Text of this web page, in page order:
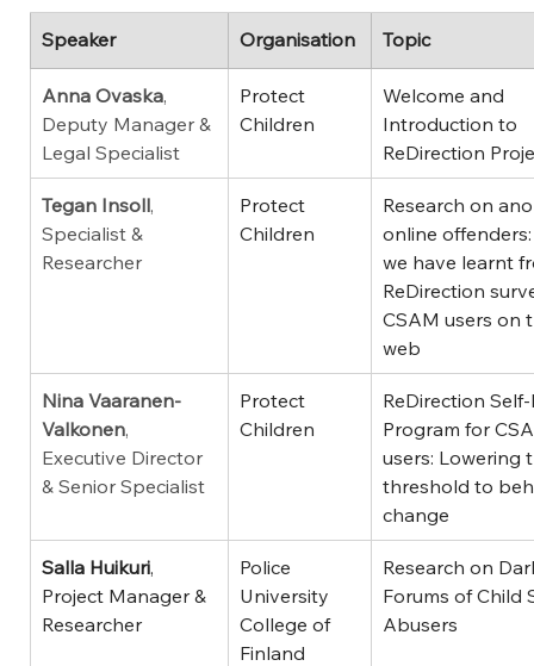
Speaker Organisation Topic
Anna Ovaska,
Deputy Manager &
Legal Specialist
Protect
Children
Welcome and
Introduction to
ReDirection
Tegan Insoll,
Specialist &
Researcher
Protect
Children
Research on
online
we have learnt
ReDirection
CSAM users on
web
Nina Vaaranen-
Valkonen,
Executive Director
& Senior Specialist
Protect
Children
ReDirection
Program for
users: Lowering
threshold to
change
Salla Huikuri,
Project Manager &
Researcher
Police
University
College of
Finland
Research on
Forums of Child
Abusers